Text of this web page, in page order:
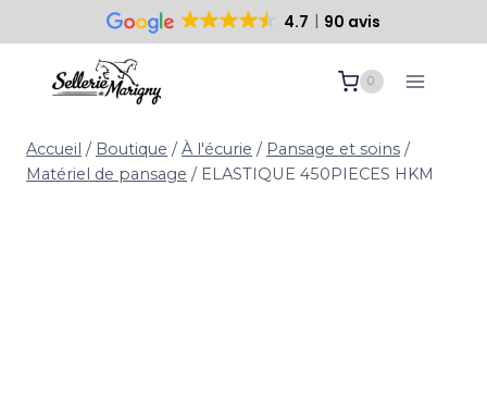
4.7 90 avis
10 ans d’expertise
Paiement sécurisé
0
Accueil / Boutique / À l'écurie / Pansage et soins /
Matériel de pansage / ELASTIQUE 450PIECES HKM